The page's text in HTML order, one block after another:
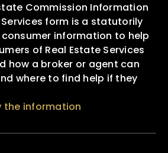
Commission Information
form is a statutorily
information to help
of Real Estate Services
how a broker or agent can
where to find help if they
the information